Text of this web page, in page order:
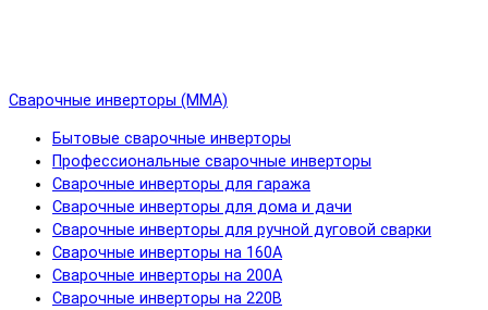
Сварочные инверторы (MMA)
Бытовые сварочные инверторы
Профессиональные сварочные инверторы
Сварочные инверторы для гаража
Сварочные инверторы для дома и дачи
Сварочные инверторы для ручной дуговой сварки
Сварочные инверторы на 160А
Сварочные инверторы на 200А
Сварочные инверторы на 220В